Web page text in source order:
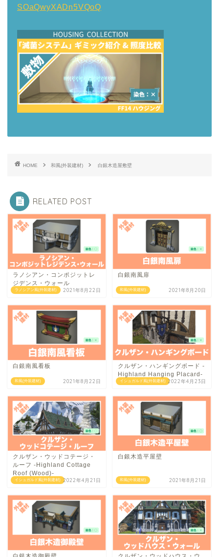
SOaQwyXADn5VQoQ
HOME 和風(外装建材) 白銀木造屋敷壁
RELATED POST
ラノシアン風(外装建材)
ラノシアン・コンポジットレ
ジデンス・ウォール
2021年8月22日 和風(外装建材)
白銀南風扉
2021年8月20日
和風(外装建材)
白銀南風看板
2021年8月22日 イシュガルド風(外装建材)
クルザン・ハンギングボード -
Highland Hanging Placard-
2022年4月23日
イシュガルド風(外装建材)
クルザン・ウッドコテージ・
ルーフ -Highland Cottage
Roof (Wood)-
2022年4月21日 和風(外装建材)
白銀木造平屋壁
2021年8月21日